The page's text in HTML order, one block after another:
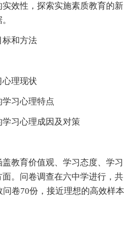
效性，探索实施素质教育的新
和方法
理现状
习心理特点
习心理成因及对策
教育价值观、学习态度、学习
。问卷调查在六中学进行，共
卷70份，接近理想的高效样本